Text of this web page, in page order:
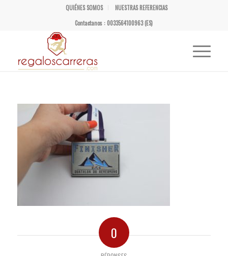
QUIÉNES SOMOS
NUESTRAS REFERENCIAS
Contactanos : 0033564100963 (ES)
0